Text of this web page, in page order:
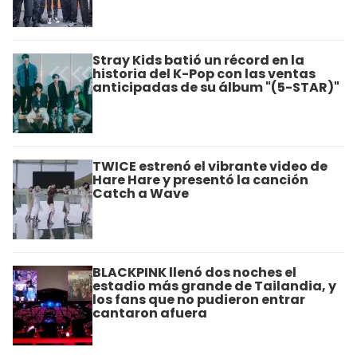
Stray Kids batió un récord en la
historia del K-Pop con las ventas
anticipadas de su álbum "(5-STAR)"
TWICE estrenó el vibrante video de
Hare Hare y presentó la canción
Catch a Wave
BLACKPINK llenó dos noches el
estadio más grande de Tailandia, y
los fans que no pudieron entrar
cantaron afuera